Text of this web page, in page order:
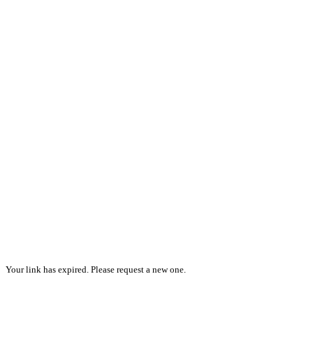
Your link has expired. Please request a new one.